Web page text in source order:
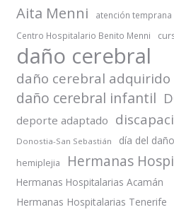
Aita Menni atención temprana
Centro Hospitalario Benito Menni
daño cerebral
daño cerebral adquirido
daño cerebral infantil
deporte adaptado
Donostia-San Sebastián día del
hemiplejia Hermanas
Hermanas Hospitalarias Acamán
Hermanas Hospitalarias Tenerife